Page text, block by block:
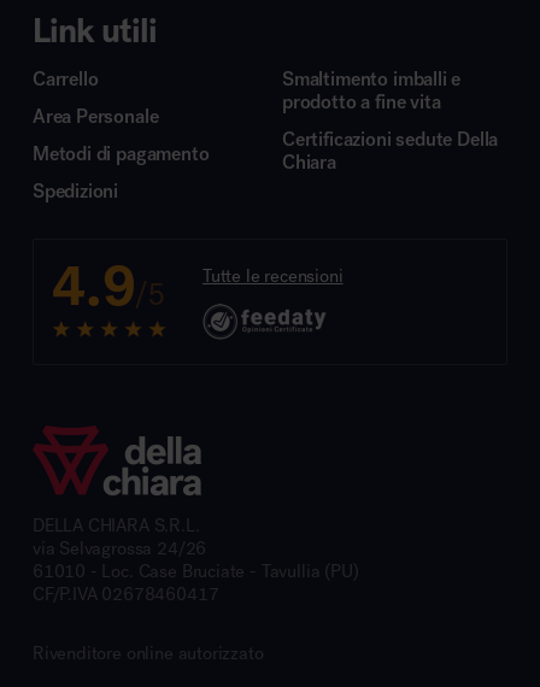
Link utili
Carrello
Area Personale
Metodi di pagamento
Spedizioni
Smaltimento imballi e
prodotto a fine vita
Certificazioni sedute Della
Chiara
4.9/5 Tutte le recensioni
DELLA CHIARA S.R.L.
via Selvagrossa 24/26
61010 - Loc. Case Bruciate - Tavullia (PU)
CF/P.IVA 02678460417
Rivenditore online autorizzato